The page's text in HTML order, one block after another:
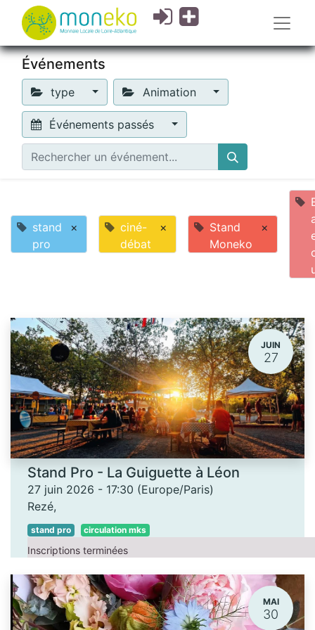
Événements
type Animation
Événements passés
stand
pro
×
ciné-
débat
×
Stand
Moneko
×
JUIN
27
Stand Pro - La Guiguette à Léon
27 juin 2026 - 17:30 (Europe/Paris)
Rezé,
stand pro circulation mks
Inscriptions terminées
MAI
30